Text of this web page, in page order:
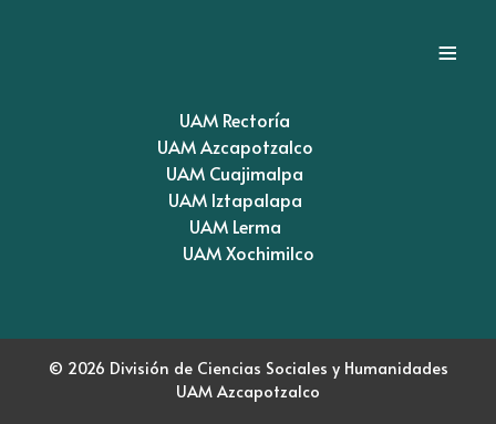
≡
UAM Rectoría
UAM Azcapotzalco
UAM Cuajimalpa
UAM Iztapalapa
UAM Lerma
UAM Xochimilco
© 2026 División de Ciencias Sociales y Humanidades
UAM Azcapotzalco